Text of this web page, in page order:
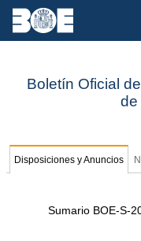
Boletín Oficial
de
Disposiciones y Anuncios
Sumario BOE-S-